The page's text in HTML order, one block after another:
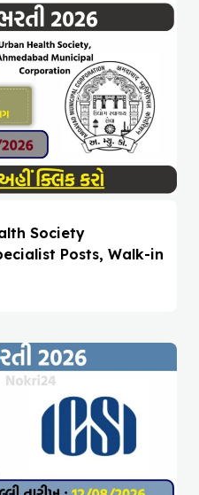
Society
Posts, Walk-in